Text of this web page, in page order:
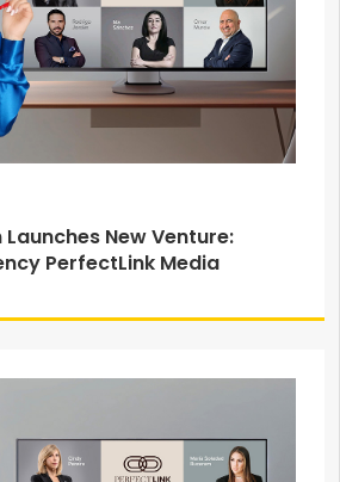
New Venture:
PerfectLink Media